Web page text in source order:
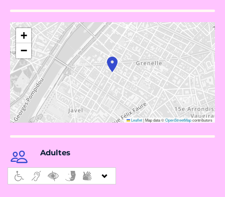
+
−
Leaflet|Map data ©OpenStreetMapcontributors
Adultes